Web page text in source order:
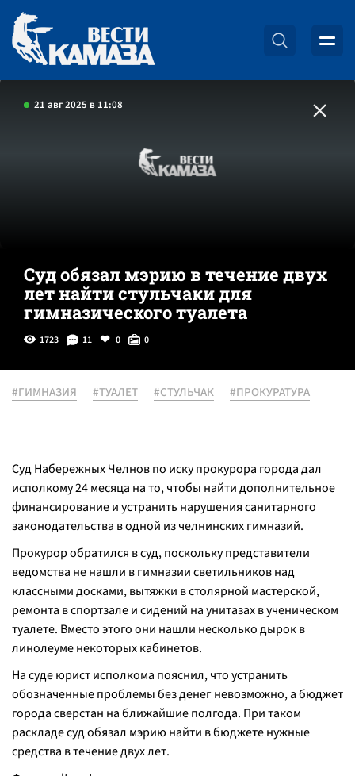
21 авг 2025 в 11:08
Суд обязал мэрию в течение двух
лет найти стульчаки для
гимназического туалета
1723 11 0 0
#ГИМНАЗИЯ #ТУАЛЕТ #СТУЛЬЧАК #ПРОКУРАТУРА
Суд Набережных Челнов по иску прокурора города дал
исполкому 24 месяца на то, чтобы найти дополнительное
финансирование и устранить нарушения санитарного
законодательства в одной из челнинских гимназий.
Прокурор обратился в суд, поскольку представители
ведомства не нашли в гимназии светильников над
классными досками, вытяжки в столярной мастерской,
ремонта в спортзале и сидений на унитазах в ученическом
туалете. Вместо этого они нашли несколько дырок в
линолеуме некоторых кабинетов.
На суде юрист исполкома пояснил, что устранить
обозначенные проблемы без денег невозможно, а бюджет
города сверстан на ближайшие полгода. При таком
раскладе суд обязал мэрию найти в бюджете нужные
средства в течение двух лет.